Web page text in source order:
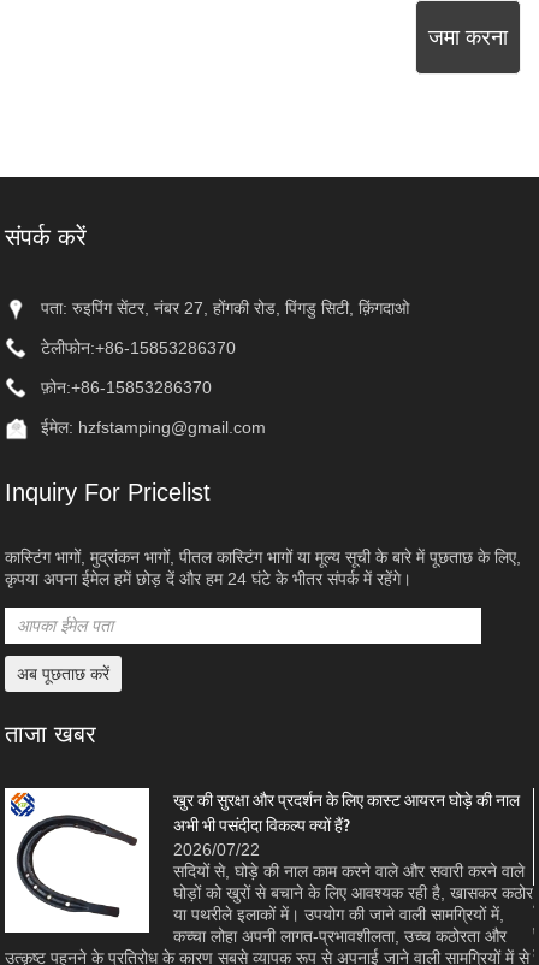
जमा करना
संपर्क करें
पता: रुइपिंग सेंटर, नंबर 27, होंगकी रोड, पिंगडु सिटी, क़िंगदाओ
टेलीफोन:+86-15853286370
फ़ोन:+86-15853286370
ईमेल: hzfstamping@gmail.com
Inquiry For Pricelist
कास्टिंग भागों, मुद्रांकन भागों, पीतल कास्टिंग भागों या मूल्य सूची के बारे में पूछताछ के लिए,
कृपया अपना ईमेल हमें छोड़ दें और हम 24 घंटे के भीतर संपर्क में रहेंगे।
ताजा खबर
खुर की सुरक्षा और प्रदर्शन के लिए कास्ट आयरन घोड़े की नाल
अभी भी पसंदीदा विकल्प क्यों हैं?
2026/07/22
सदियों से, घोड़े की नाल काम करने वाले और सवारी करने वाले
घोड़ों को खुरों से बचाने के लिए आवश्यक रही है, खासकर कठोर
या पथरीले इलाकों में। उपयोग की जाने वाली सामग्रियों में,
कच्चा लोहा अपनी लागत-प्रभावशीलता, उच्च कठोरता और
उत्कृष्ट पहनने के प्रतिरोध के कारण सबसे व्यापक रूप से अपनाई जाने वाली सामग्रियों में से